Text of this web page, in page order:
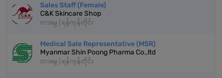
Sales Staff (Female)
C&K Skincare Shop
တာမွေ | ရန်ကုန်တိုင်း
Medical Sale Representative (MSR)
Myanmar Shin Poong Pharma Co.,ltd
တာမွေ | ရန်ကုန်တိုင်း